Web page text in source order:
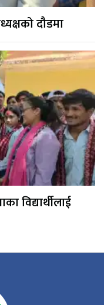
दौडमा
विद्यार्थीलाई